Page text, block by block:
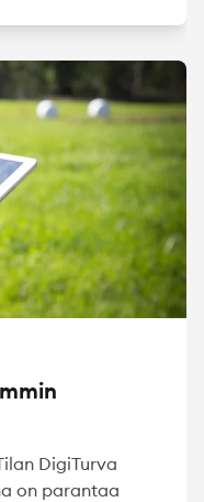
DigiTurva
on parantaa